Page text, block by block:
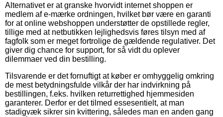
Alternativet er at granske hvorvidt internet shoppen er
medlem af e-mærke ordningen, hvilket bør være en garanti
for at online webshoppen understøtter de opstillede regler,
tillige med at netbutikken lejlighedsvis føres tilsyn med af
fagfolk som er meget fortrolige de gældende regulativer. Det
giver dig chance for support, for så vidt du oplever
dilemmaer ved din bestilling.
Tilsvarende er det fornuftigt at køber er omhyggelig omkring
de mest betydningsfulde vilkår der har indvirkning på
bestillingen, f.eks. hvilken returrettighed hjemmesiden
garanterer. Derfor er det tilmed essesentielt, at man
stadigvæk sikrer sin kvittering, således man en anden gang